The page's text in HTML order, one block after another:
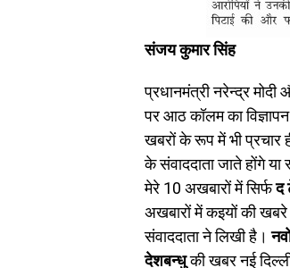
संजय कुमार सिंह
प्रधानमंत्री नरेन्द्र
पर आठ कॉलम का
खबरों के रूप में भी प्रचार
के संवाददाता जाते होंगे
मेरे 10 अखबारों में सिर्फद
अखबारों में कइयों की
संवाददाता ने लिखी है।
देशबन्धुकी खबर नई